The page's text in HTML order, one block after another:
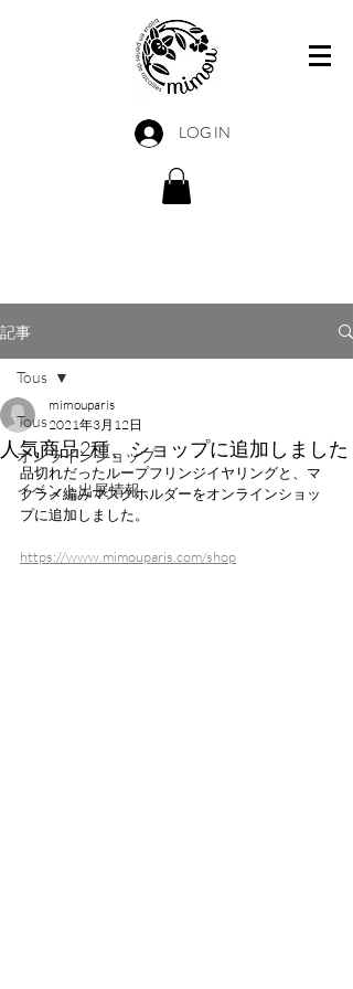
LOG IN
記事
Tous
オンラインショップ
イベント出展情報
Tous
人気商品2種、ショップに追加しました
mimouparis
2021年3月12日
品切れだったループフリンジイヤリングと、マ
クラメ編みマスクホルダーをオンラインショッ
プに追加しました。
https://www.mimouparis.com/shop